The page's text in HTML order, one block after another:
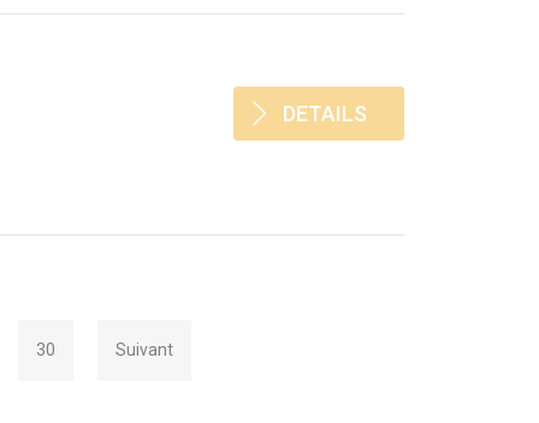
DETAILS
30 Suivant